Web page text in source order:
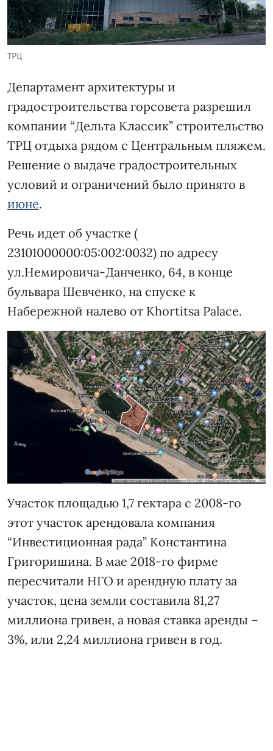
ТРЦ
Департамент архитектуры и
градостроительства горсовета разрешил
компании “Дельта Классик” строительство
ТРЦ отдыха рядом с Центральным пляжем.
Решение о выдаче градостроительных
условий и ограничений было принято в
июне.
Речь идет об участке (
23101000000:05:002:0032) по адресу
ул.Немировича-Данченко, 64, в конце
бульвара Шевченко, на спуске к
Набережной налево от Khortitsa Palace.
Участок площадью 1,7 гектара с 2008-го
этот участок арендовала компания
“Инвестиционная рада” Константина
Григоришина. В мае 2018-го фирме
пересчитали НГО и арендную плату за
участок, цена земли составила 81,27
миллиона гривен, а новая ставка аренды –
3%, или 2,24 миллиона гривен в год.